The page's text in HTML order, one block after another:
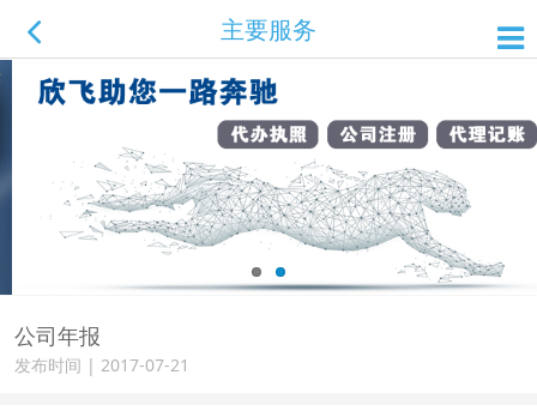
主要服务
公司年报
发布时间 | 2017-07-21